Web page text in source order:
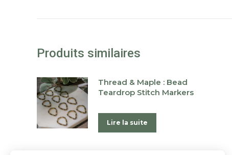
Produits similaires
Thread & Maple : Bead
Teardrop Stitch Markers
Lire la suite